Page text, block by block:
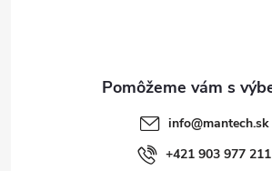
info@mantech.sk
+421 903 977 211